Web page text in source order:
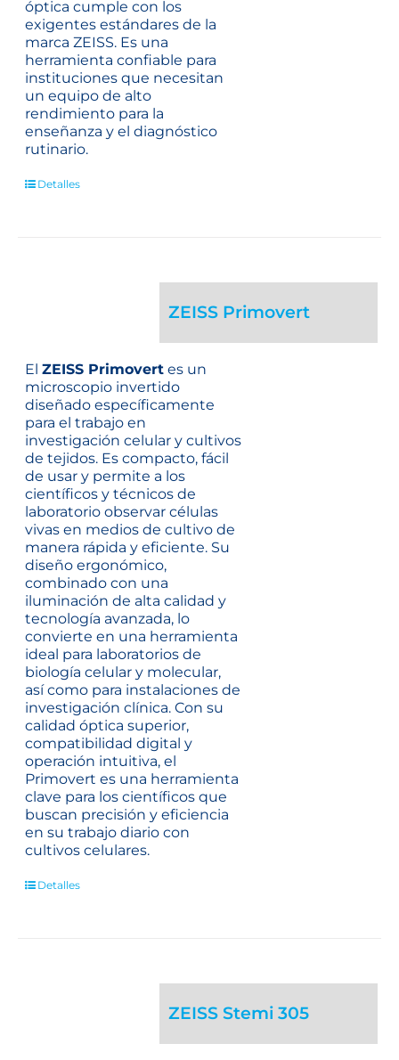
óptica cumple con los
exigentes estándares de la
marca ZEISS. Es una
herramienta confiable para
instituciones que necesitan
un equipo de alto
rendimiento para la
enseñanza y el diagnóstico
rutinario.
Detalles
ZEISS Primovert
ElZEISS Primovert es un
microscopio invertido
diseñado específicamente
para el trabajo en
investigación celular y cultivos
de tejidos. Es compacto, fácil
de usar y permite a los
científicos y técnicos de
laboratorio observar células
vivas en medios de cultivo de
manera rápida y eficiente. Su
diseño ergonómico,
combinado con una
iluminación de alta calidad y
tecnología avanzada, lo
convierte en una herramienta
ideal para laboratorios de
biología celular y molecular,
así como para instalaciones de
investigación clínica. Con su
calidad óptica superior,
compatibilidad digital y
operación intuitiva, el
Primovert es una herramienta
clave para los científicos que
buscan precisión y eficiencia
en su trabajo diario con
cultivos celulares.
Detalles
ZEISS Stemi 305